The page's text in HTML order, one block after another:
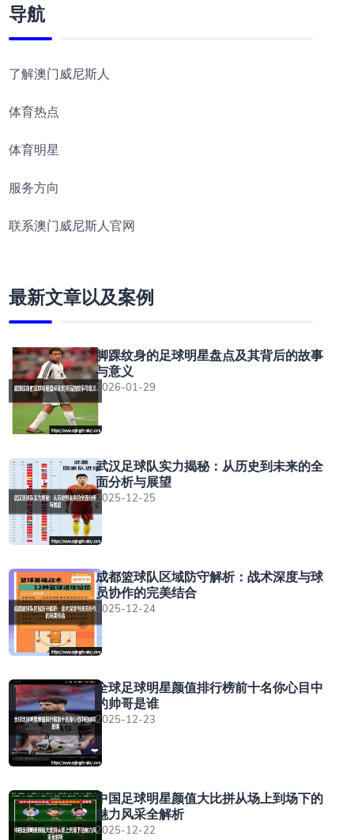
导航
了解澳门威尼斯人
体育热点
体育明星
服务方向
联系澳门威尼斯人官网
最新文章以及案例
脚踝纹身的足球明星盘点及其背后的故事
与意义
2026-01-29
武汉足球队实力揭秘：从历史到未来的全
面分析与展望
2025-12-25
成都篮球队区域防守解析：战术深度与球
员协作的完美结合
2025-12-24
全球足球明星颜值排行榜前十名你心目中
的帅哥是谁
2025-12-23
中国足球明星颜值大比拼从场上到场下的
魅力风采全解析
2025-12-22